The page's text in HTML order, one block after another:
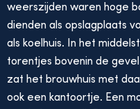
weerszijden waren hoge
dienden als opslagplaats
als koelhuis. In het
torentjes bovenin de
zat het brouwhuis met
ook een kantoortje. Een